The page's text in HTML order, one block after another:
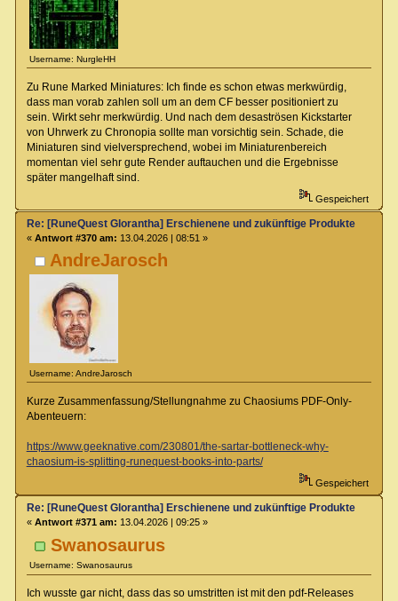
Username: NurgleHH
Zu Rune Marked Miniatures: Ich finde es schon etwas merkwürdig,
dass man vorab zahlen soll um an dem CF besser positioniert zu
sein. Wirkt sehr merkwürdig. Und nach dem desaströsen Kickstarter
von Uhrwerk zu Chronopia sollte man vorsichtig sein. Schade, die
Miniaturen sind vielversprechend, wobei im Miniaturenbereich
momentan viel sehr gute Render auftauchen und die Ergebnisse
später mangelhaft sind.
Gespeichert
AndreJarosch
Username: AndreJarosch
Re: [RuneQuest Glorantha] Erschienene und zukünftige Produkte
« Antwort #370 am: 13.04.2026 | 08:51 »
Kurze Zusammenfassung/Stellungnahme zu Chaosiums PDF-Only-
Abenteuern:
https://www.geeknative.com/230801/the-sartar-bottleneck-why-
chaosium-is-splitting-runequest-books-into-parts/
Gespeichert
Swanosaurus
Username: Swanosaurus
Re: [RuneQuest Glorantha] Erschienene und zukünftige Produkte
« Antwort #371 am: 13.04.2026 | 09:25 »
Ich wusste gar nicht, dass das so umstritten ist mit den pdf-Releases